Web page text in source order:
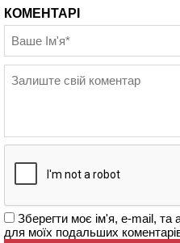
КОМЕНТАРІ
Зберегти моє ім'я, e-mail, та
для моїх подальших